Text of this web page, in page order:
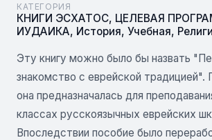
КАТЕГОРИЯ
КНИГИ ЭСХАТОС, ЦЕЛЕВАЯ
ИУДАИКА, История, Учебная,
Эту книгу можно было бы назвать
знакомство с еврейской традицией".
она предназначалась для
классах русскоязычных еврейских
Впоследствии пособие было